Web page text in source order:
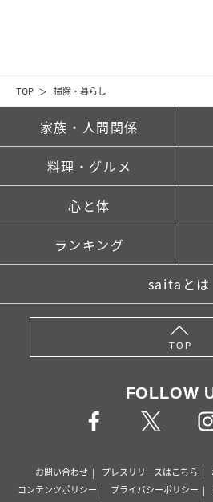
TOP 掃除・暮らし
家族・人間関係
料理・グルメ
心と体
ランキング
saitaとは
TOP
FOLLOW
お問い合わせ プレスリリースはこちら
コンテンツポリシー
プライバシーポリシー